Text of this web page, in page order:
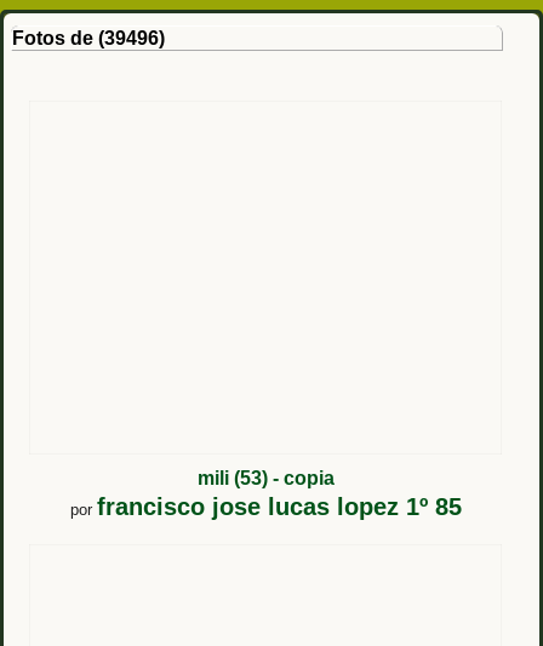
Fotos de (39496)
mili (53) - copia
por francisco jose lucas lopez 1º 85